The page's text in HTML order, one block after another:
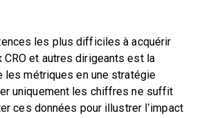
les plus difficiles à acquérir
CRO et autres dirigeants est la
les métriques en une stratégie
uniquement les chiffres ne suffit
ces données pour illustrer l’impact